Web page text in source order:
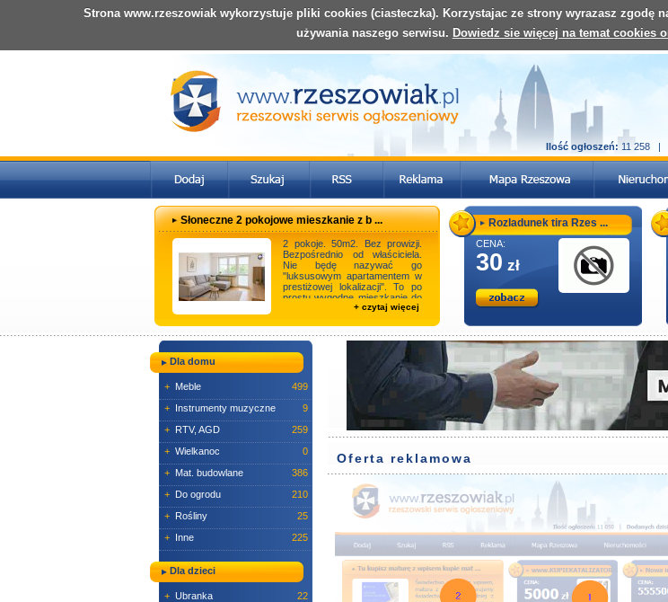
Ilość ogłoszeń: 11 258 |
Słoneczne 2 pokojowe mieszkanie z b ...
2 pokoje. 50m2. Bez prowizji.
Bezpośrednio od właściciela.
Nie będę nazywać go
"luksusowym apartamentem w
prestiżowej lokalizacji". To po
prostu wygodne mieszkanie do
+ czytaj więcej
Rozladunek tira Rzes ...
CENA:
30 zł
Dla domu
+ Meble
499
+ Instrumenty muzyczne
9
+ RTV, AGD
259
+ Wielkanoc
0
+ Mat. budowlane
386
+ Do ogrodu
210
+ Rośliny
25
+ Inne 225
Dla dzieci
+ Ubranka
22
Oferta reklamowa
Strona www.rzeszowiak wykorzystuje pliki cookies (ciasteczka). Korzystajac ze strony wyrazasz
używania naszego serwisu. Dowiedz sie więcej na temat cookies